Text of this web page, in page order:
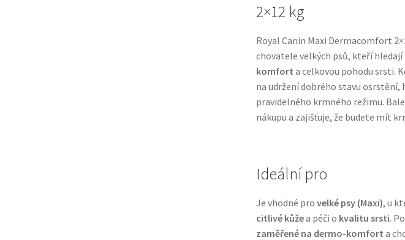
2×12 kg
Royal Canin Maxi Dermacomfort
chovatele velkých psů, kteří hledají
komfort a celkovou pohodu srsti.
na udržení dobrého stavu
pravidelného krmného režimu.
nákupu a zajišťuje, že budete mít
Ideální pro
Je vhodné pro velké psy (Maxi), u
citlivé kůžea péči o kvalitu srsti.
zaměřené na dermo-komfort a